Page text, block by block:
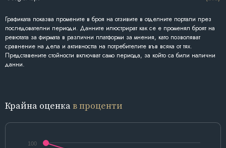
Графиката показва промените в броя на отзивите в отделните портали през
последователни периоди. Данните илюстрират как се е променял броят на
ревютата за фирмата в различни платформи за мнения, като позволяват
сравнение на дела и активността на потребителите във всяка от тях.
Представените стойности включват само периода, за който са били налични
данни.
Крайна оценкав проценти
100